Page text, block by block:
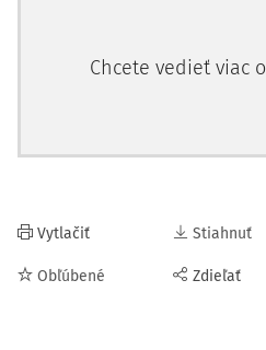
Chcete vedieť viac o
Vytlačiť
Obľúbené
Stiahnuť
Zdieľať